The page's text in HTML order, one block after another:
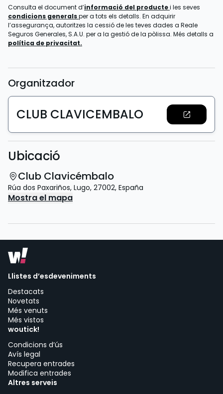
Consulta el document d’informació del productei les seves
condicions generalsper a tots els detalls. En adquirir
l’assegurança, autoritzes la cessió de les teves dades a Reale
Seguros Generales, S.A.U. per a la gestió de la pòlissa. Més detalls a
política de privacitat.
Organitzador
CLUB CLAVICEMBALO
Ubicació
Club Clavicémbalo
Rúa dos Paxariños, Lugo, 27002, España
Mostra el mapa
Llistes d’esdeveniments
Destacats
Novetats
Més venuts
Més vistos
woutick!
Condicions d’ús
Avís legal
Recupera entrades
Modifica entrades
Altres serveis